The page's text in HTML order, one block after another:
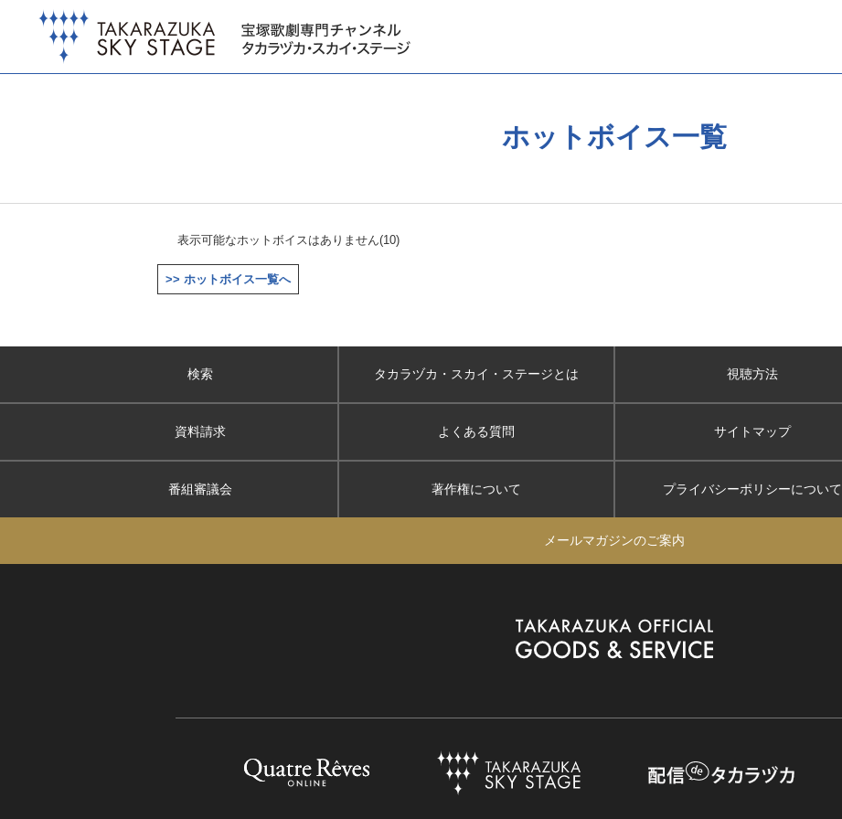
ホットボイス一覧
表示可能なホットボイスはありません(10)
>> ホットボイス一覧へ
検索 タカラヅカ・スカイ ・ステージとは 視聴方法
資料請求 よくある質問 サイトマップ
番組審議会 著作権について プライバシーポリシーについて
メールマガジンのご案内